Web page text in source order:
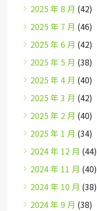
2025 年 8 月 (42)
2025 年 7 月 (46)
2025 年 6 月 (42)
2025 年 5 月 (38)
2025 年 4 月 (40)
2025 年 3 月 (42)
2025 年 2 月 (40)
2025 年 1 月 (34)
2024 年 12 月 (44)
2024 年 11 月 (40)
2024 年 10 月 (38)
2024 年 9 月 (38)